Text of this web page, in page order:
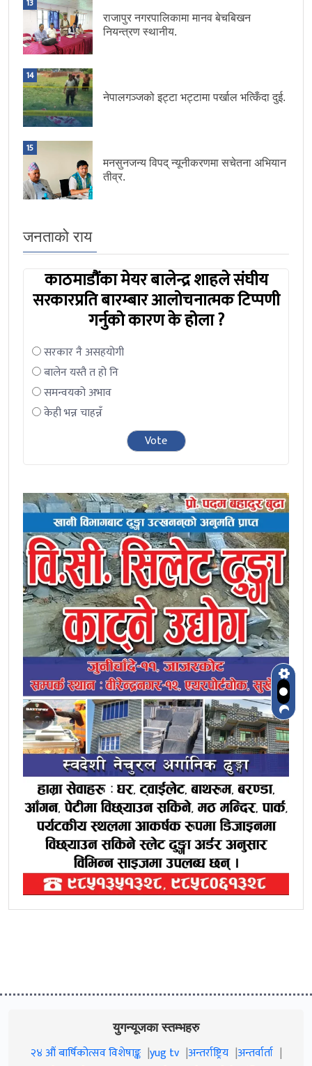
राजापुर नगरपालिकामा मानव बेचबिखन
नियन्त्रण स्थानीय.
14
नेपालगञ्जको इट्टा भट्टामा पर्खाल भत्किँदा दुई.
15
मनसुनजन्य विपद् न्यूनीकरणमा सचेतना अभियान
तीव्र.
जनताको राय
काठमाडौंका मेयर बालेन्द्र शाहले संघीय
सरकारप्रति बारम्बार आलोचनात्मक टिप्पणी
गर्नुको कारण के होला ?
सरकार नै असहयोगी
बालेन यस्तै त हो नि
समन्वयको अभाव
केही भन्न चाहन्नँ
युगन्यूजका स्तम्भहरु
२४ औं बार्षिकोत्सव विशेषाङ्क yug tv अन्तर्राष्ट्रिय अन्तर्वार्ता